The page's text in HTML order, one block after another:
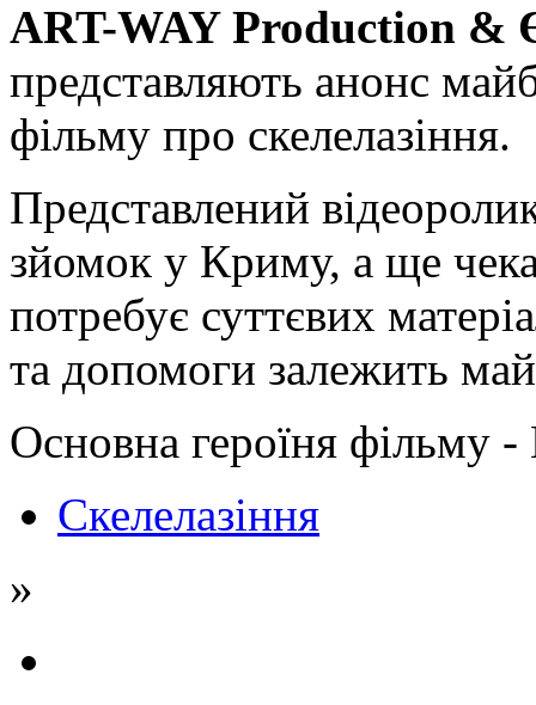
ART-WAY Production &
представляють анонс
фільму про скелелазіння.
Представлений
зйомок у Криму, а ще
потребує суттєвих
та допомоги залежить
Основна героїня
Скелелазіння
»